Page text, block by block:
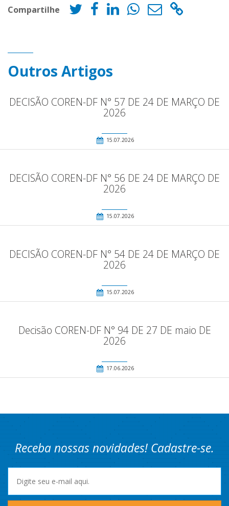
Compartilhe
Outros Artigos
DECISÃO COREN-DF N° 57 DE 24 DE MARÇO DE
2026
15.07.2026
DECISÃO COREN-DF N° 56 DE 24 DE MARÇO DE
2026
15.07.2026
DECISÃO COREN-DF N° 54 DE 24 DE MARÇO DE
2026
15.07.2026
Decisão COREN-DF N° 94 DE 27 DE maio DE
2026
17.06.2026
Receba nossas novidades! Cadastre-se.